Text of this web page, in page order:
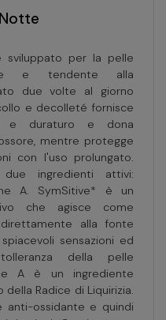
sviluppato per la pelle
e tendente alla
due volte al giorno
e decolleté fornisce
e duraturo e dona
mentre protegge
con l'uso prolungato.
ingredienti attivi:
A. SymSitive* è un
che agisce come
alla fonte
sensazioni ed
della pelle
A è un ingrediente
Radice di Liquirizia.
anti-ossidante e quindi